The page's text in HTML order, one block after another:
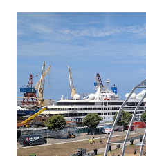
subterrâneos. O Parque da
2ª a 5ª feira a partir das